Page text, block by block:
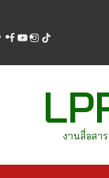
content
facebook
youtube
instagram
tiktok
งานสื่อสา